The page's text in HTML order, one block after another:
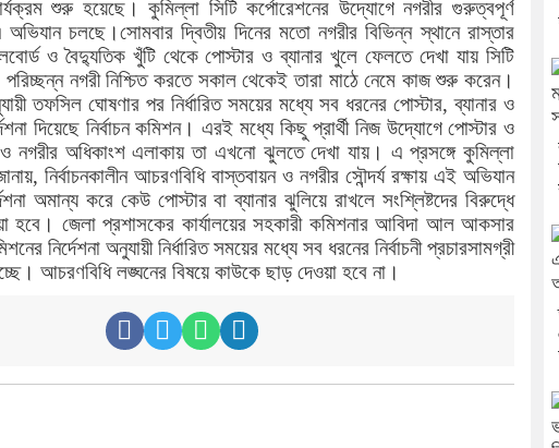
শুরু হয়েছে। কুমিল্লা সিটি কর্পোরেশনের উদ্যোগে নগরীর গুরুত্বপূর্ণ
চলছে।সোমবার দ্বিতীয় দিনের মতো নগরীর বিভিন্ন স্থানে রাস্তার
ও বৈদ্যুতিক খুঁটি থেকে পোস্টার ও ব্যানার খুলে ফেলতে দেখা যায় সিটি
পরিচ্ছন্ন নগরী নিশ্চিত করতে সকাল থেকেই তারা মাঠে নেমে কাজ শুরু করেন।
তফসিল ঘোষণার পর নির্ধারিত সময়ের মধ্যে সব ধরনের পোস্টার, ব্যানার ও
দিয়েছে নির্বাচন কমিশন। এরই মধ্যে কিছু প্রার্থী নিজ উদ্যোগে পোস্টার ও
নগরীর অধিকাংশ এলাকায় তা এখনো ঝুলতে দেখা যায়। এ প্রসঙ্গে কুমিল্লা
নির্বাচনকালীন আচরণবিধি বাস্তবায়ন ও নগরীর সৌন্দর্য রক্ষায় এই অভিযান
অমান্য করে কেউ পোস্টার বা ব্যানার ঝুলিয়ে রাখলে সংশ্লিষ্টদের বিরুদ্ধে
হবে। জেলা প্রশাসকের কার্যালয়ের সহকারী কমিশনার আবিদা আল আকসার
নির্দেশনা অনুযায়ী নির্ধারিত সময়ের মধ্যে সব ধরনের নির্বাচনী প্রচারসামগ্রী
আচরণবিধি লঙ্ঘনের বিষয়ে কাউকে ছাড় দেওয়া হবে না।